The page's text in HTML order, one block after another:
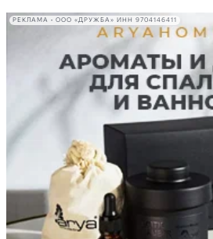
РЕКЛАМА • ООО «ДРУЖБА» ИНН 9704146411